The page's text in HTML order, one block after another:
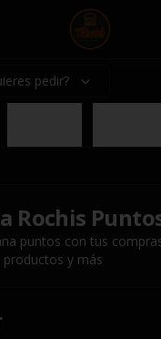
pedir?
Rochis
puntos con tus
y más